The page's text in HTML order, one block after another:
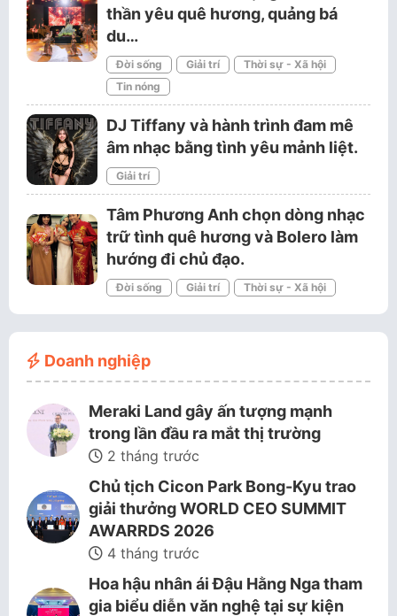
thần yêu quê hương, quảng bá
du…
Đời sống Giải trí
Thời sự - Xã hội
Tin nóng
DJ Tiffany và hành trình đam mê
âm nhạc bằng tình yêu mảnh liệt.
Giải trí
Tâm Phương Anh chọn dòng nhạc
trữ tình quê hương và Bolero làm
hướng đi chủ đạo.
Đời sống Giải trí Thời sự - Xã hội
Doanh nghiệp
Meraki Land gây ấn tượng mạnh
trong lần đầu ra mắt thị trường
2 tháng trước
Chủ tịch Cicon Park Bong-Kyu trao
giải thưởng WORLD CEO SUMMIT
AWARRDS 2026
4 tháng trước
Hoa hậu nhân ái Đậu Hằng Nga tham
gia biểu diễn văn nghệ tại sự kiện